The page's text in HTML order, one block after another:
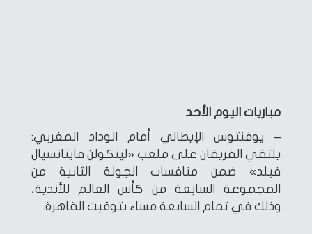
مباريات اليوم الأحد
– يوفنتوس الإيطالي أمام الوداد المغربي:
يلتقي الفريقان على ملعب «لينكولن فاينانسيال
فيلد» ضمن منافسات الجولة الثانية من
المجموعة السابعة من كأس العالم للأندية،
وذلك في تمام السابعة مساء بتوقيت القاهرة.